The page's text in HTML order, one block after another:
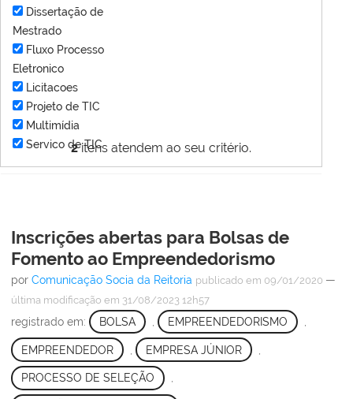
2itens atendem ao seu critério.
Dissertação de
Mestrado
Fluxo Processo
Eletronico
Licitacoes
Projeto de TIC
Multimídia
Servico de TIC
Inscrições abertas para Bolsas de
Fomento ao Empreendedorismo
por Comunicação Socia da Reitoria publicado em 09/01/2020 —
última modificação em 31/08/2023 12h57
registrado em: BOLSA EMPREENDEDORISMO
EMPREENDEDOR EMPRESA JÚNIOR
PROCESSO DE SELEÇÃO ,